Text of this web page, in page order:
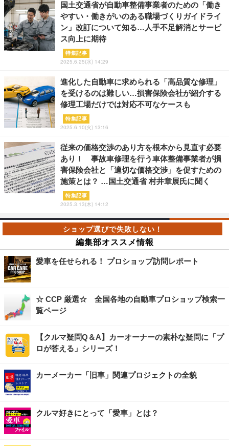
国土交通省が自動車整備事業者のための「働き
やすい・働きがいのある職場づくりガイドライ
ン」改訂について知る…人手不足解消とサービ
ス向上に期待
特集記事
2025.6.25(水) 14:29
進化した自動車に求められる「高品質な修理」
を受けるのは難しい…損害保険会社が紹介する
修理工場だけでは対応不可なケースも
特集記事
2025.6.10(火) 13:16
従来の価格交渉のあり方を根本から見直す必要
あり！ 事故車修理を行う車体整備事業者が損
害保険会社と「適切な価格交渉」を促すための
施策とは？ …国土交通省 村井章展氏に聞く
特集記事
2025.3.13(木) 14:12
編集部オススメ情報
愛車を任せられる！ プロショップ訪問レポート
☆ CCP 厳選☆ 全国各地の自動車プロショップ検索一
覧ページ
【クルマ疑問Q＆A】カーオーナーの素朴な疑問に「プ
ロが答える」シリーズ！
カーメーカー「旧車」関連プロジェクトの全貌
クルマ好きにとって「愛車」とは？